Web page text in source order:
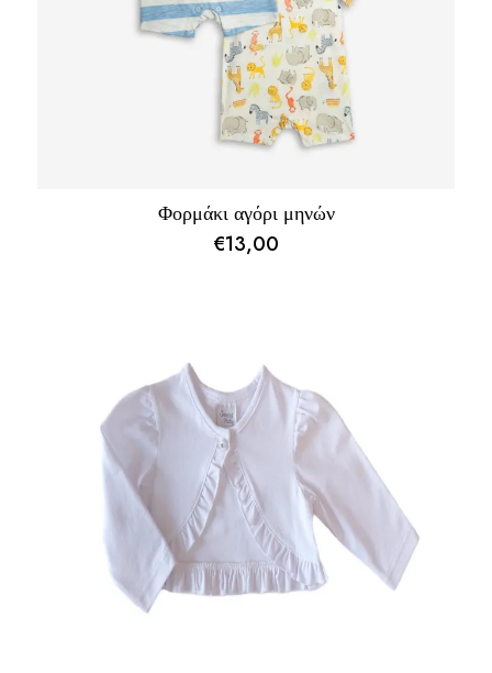
Φορμάκι αγόρι μηνών
€13,00